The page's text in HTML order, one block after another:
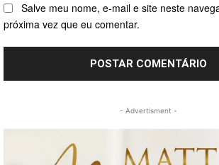
Salve meu nome, e-mail e site neste
próxima vez que eu comentar.
- Advertisment -